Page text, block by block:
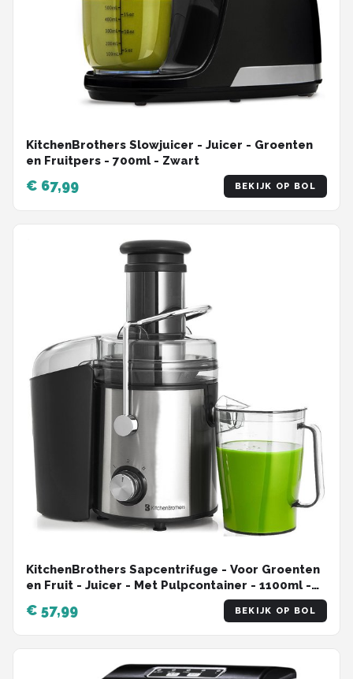
KitchenBrothers Slowjuicer - Juicer - Groenten
en Fruitpers - 700ml - Zwart
€ 67,99 BEKIJK OP BOL
KitchenBrothers Sapcentrifuge - Voor Groenten
en Fruit - Juicer - Met Pulpcontainer - 1100ml -
€ 57,99 BEKIJK OP BOL